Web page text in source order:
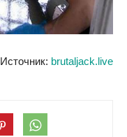
Источник: brutaljack.live